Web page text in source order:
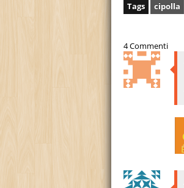
Tags cipolla
4 Commenti